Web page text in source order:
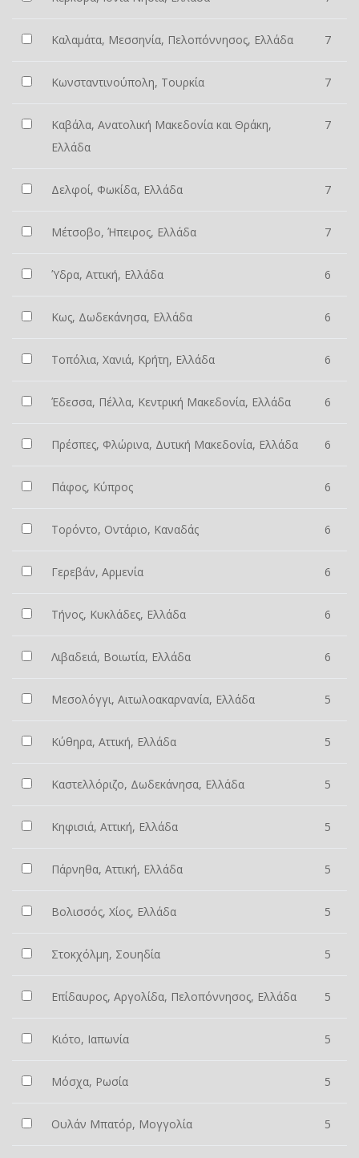
Καλαμάτα, Μεσσηνία, Πελοπόννησος, Ελλάδα 7
Κωνσταντινούπολη, Τουρκία 7
Καβάλα, Ανατολική Μακεδονία και Θράκη,
Ελλάδα
7
Δελφοί, Φωκίδα, Ελλάδα 7
Μέτσοβο, Ήπειρος, Ελλάδα 7
Ύδρα, Αττική, Ελλάδα 6
Κως, Δωδεκάνησα, Ελλάδα 6
Τοπόλια, Χανιά, Κρήτη, Ελλάδα 6
Έδεσσα, Πέλλα, Κεντρική Μακεδονία, Ελλάδα 6
Πρέσπες, Φλώρινα, Δυτική Μακεδονία, Ελλάδα 6
Πάφος, Κύπρος 6
Τορόντο, Οντάριο, Καναδάς 6
Γερεβάν, Αρμενία 6
Τήνος, Κυκλάδες, Ελλάδα 6
Λιβαδειά, Βοιωτία, Ελλάδα 6
Μεσολόγγι, Αιτωλοακαρνανία, Ελλάδα 5
Κύθηρα, Αττική, Ελλάδα 5
Καστελλόριζο, Δωδεκάνησα, Ελλάδα 5
Κηφισιά, Αττική, Ελλάδα 5
Πάρνηθα, Αττική, Ελλάδα 5
Βολισσός, Χίος, Ελλάδα 5
Στοκχόλμη, Σουηδία 5
Επίδαυρος, Αργολίδα, Πελοπόννησος, Ελλάδα 5
Κιότο, Ιαπωνία 5
Μόσχα, Ρωσία 5
Ουλάν Μπατόρ, Μογγολία 5